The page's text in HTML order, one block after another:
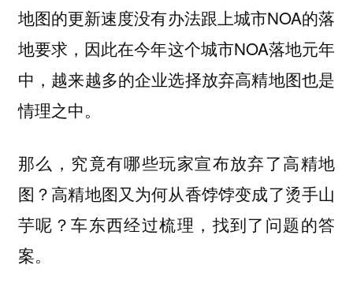
地图的更新速度没有办法跟上城市NOA的落
地要求，因此在今年这个城市NOA落地元年
中，越来越多的企业选择放弃高精地图也是
情理之中。
那么，究竟有哪些玩家宣布放弃了高精地
图？高精地图又为何从香饽饽变成了烫手山
芋呢？车东西经过梳理，找到了问题的答
案。